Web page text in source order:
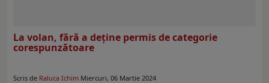
La volan, fără a deține permis de categorie
corespunzătoare
Scris de Raluca Ichim Miercuri, 06 Martie 2024